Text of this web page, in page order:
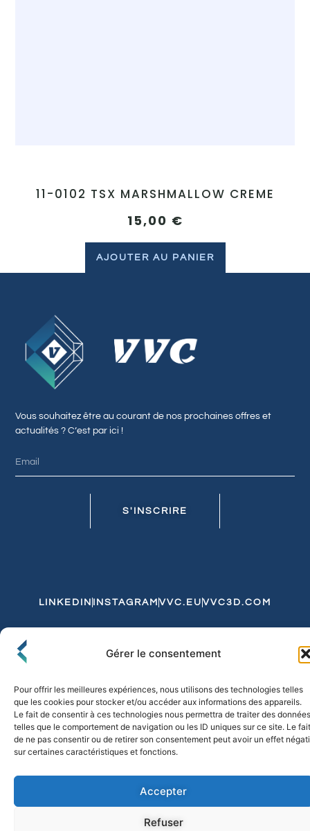
Gérer le consentement
Pour offrir les meilleures expériences, nous utilisons des technologies telles
que les cookies pour stocker et/ou accéder aux informations des appareils.
Le fait de consentir à ces technologies nous permettra de traiter des données
telles que le comportement de navigation ou les ID uniques sur ce site. Le fait
de ne pas consentir ou de retirer son consentement peut avoir un effet
sur certaines caractéristiques et fonctions.
Accepter
Refuser
11-0102 TSX MARSHMALLOW CREME
15,00 €
AJOUTER AU PANIER
Vous souhaitez être au courant de nos prochaines offres et
actualités ? C’est par ici !
S'INSCRIRE
LINKEDIN INSTAGRAM VVC.EU VVC3D.COM
Politique de Confidentialité et de CookiesExpédition et Livraison
© 2026 FLO & CO. All Rights Reserved